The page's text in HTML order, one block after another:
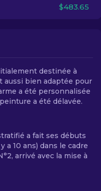
$483.65
destinée à
aussi bien adaptée pour
a été personnalisée
a été délavée.
a fait ses débuts
a 10 ans) dans le cadre
arrivé avec la mise à